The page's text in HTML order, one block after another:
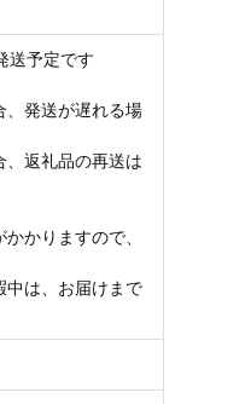
送予定です
発送が遅れる場
返礼品の再送は
かりますので、
は、お届けまで